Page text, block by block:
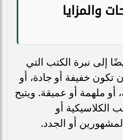
والمزايا
إلى نبرة الكتب التي
تكون خفيفة أو جادة، أو
أو ملهمة أو عميقة. ويتيح
الكلاسيكية أو
أو الجدد.